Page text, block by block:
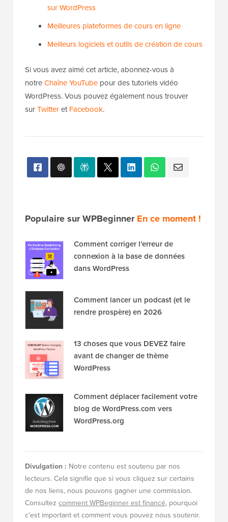
sur WordPress
Meilleures plateformes de cours en ligne
Meilleurs logiciels et outils de création de cours
Si vous avez aimé cet article, abonnez-vous à
notreChaîne YouTube pour des tutoriels vidéo
WordPress. Vous pouvez également nous trouver
surTwitteretFacebook.
Populaire sur WPBeginnerEn ce moment !
Comment corriger l'erreur de
connexion à la base de données
dans WordPress
Comment lancer un podcast (et le
rendre prospère) en 2026
13 choses que vous DEVEZ faire
avant de changer de thème
WordPress
Comment déplacer facilement votre
blog de WordPress.com vers
WordPress.org
Divulgation : Notre contenu est soutenu par nos
lecteurs. Cela signifie que si vous cliquez sur certains
de nos liens, nous pouvons gagner une commission.
Consultez comment WPBeginner est financé, pourquoi
c'est important et comment vous pouvez nous soutenir.